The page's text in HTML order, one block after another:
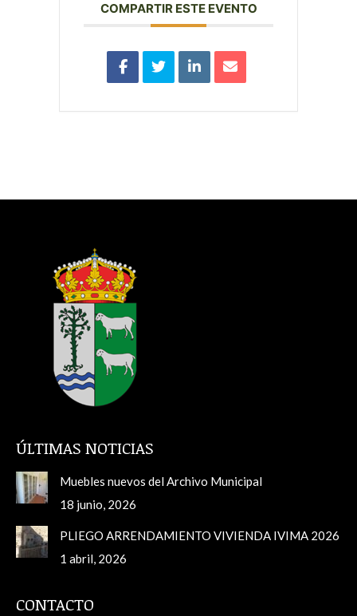
COMPARTIR ESTE EVENTO
ÚLTIMAS NOTICIAS
Muebles nuevos del Archivo Municipal
18 junio, 2026
PLIEGO ARRENDAMIENTO VIVIENDA IVIMA 2026
1 abril, 2026
CONTACTO